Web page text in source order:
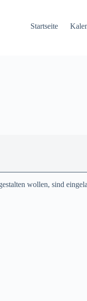
Startseite
wollen, sind